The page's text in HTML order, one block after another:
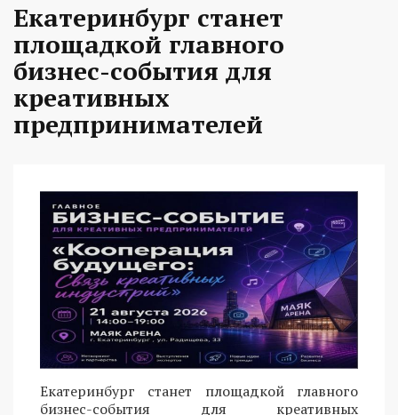
Екатеринбург станет
площадкой главного
бизнес-события для
креативных
предпринимателей
Екатеринбург станет площадкой главного
бизнес-события для креативных